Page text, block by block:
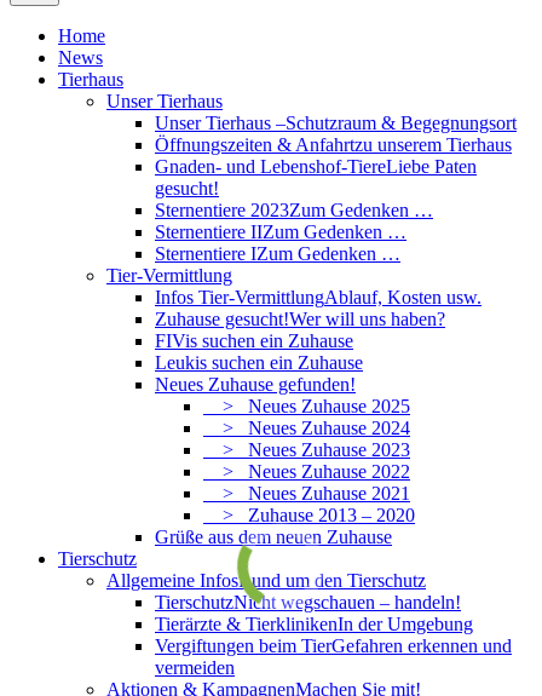
Home
News
Tierhaus
Unser Tierhaus
Unser Tierhaus –Schutzraum & Begegnungsort
Öffnungszeiten & Anfahrtzu unserem Tierhaus
Gnaden- und Lebenshof-TiereLiebe Paten
gesucht!
Sternentiere 2023Zum Gedenken …
Sternentiere IIZum Gedenken …
Sternentiere IZum Gedenken …
Tier-Vermittlung
Infos Tier-VermittlungAblauf, Kosten usw.
Zuhause gesucht!Wer will uns haben?
FIVis suchen ein Zuhause
Leukis suchen ein Zuhause
Neues Zuhause gefunden!
> Neues Zuhause 2025
> Neues Zuhause 2024
> Neues Zuhause 2023
> Neues Zuhause 2022
> Neues Zuhause 2021
> Zuhause 2013 – 2020
Grüße aus dem neuen Zuhause
Tierschutz
Allgemeine InfosRund um den Tierschutz
TierschutzNicht wegschauen – handeln!
Tierärzte & TierklinikenIn der Umgebung
Vergiftungen beim TierGefahren erkennen und
vermeiden
Aktionen & KampagnenMachen Sie mit!